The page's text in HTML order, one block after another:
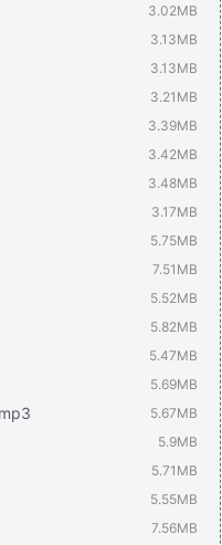
3.02MB
3.13MB
3.13MB
3.21MB
3.39MB
3.42MB
3.48MB
3.17MB
5.75MB
7.51MB
5.52MB
5.82MB
5.47MB
5.69MB
5.67MB
5.9MB
5.71MB
5.55MB
7.56MB